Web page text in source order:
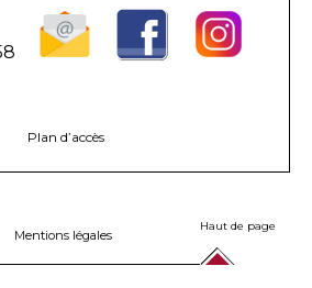
Plan d’accès
Mentions légales
Haut de page